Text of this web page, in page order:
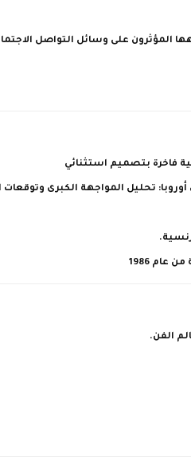
المؤثرون على وسائل التواصل
فاخرة بتصميم استثنائي
الفن.